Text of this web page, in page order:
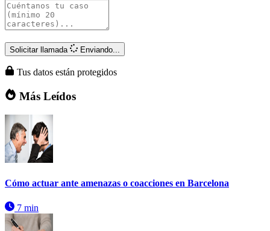
Solicitar llamada Enviando...
Tus datos están protegidos
Más Leídos
Cómo actuar ante amenazas o coacciones en Barcelona
7 min